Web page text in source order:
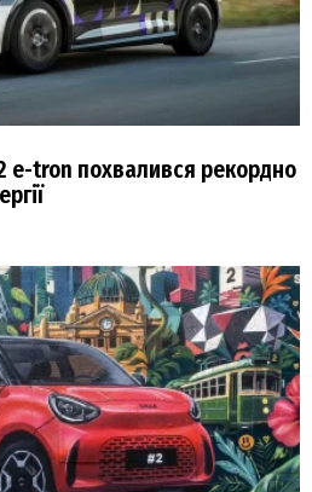
e-tron похвалився рекордно